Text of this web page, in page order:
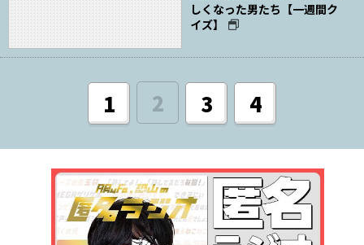
しくなった男たち【一週間ク
イズ】
1 2 3 4